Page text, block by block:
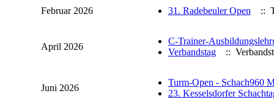
Februar 2026 31. Radebeuler Open ::
April 2026
C-Trainer-
Verbandstag
::
Juni 2026
Turm-Open - Schach960
23. Kesselsdorfer